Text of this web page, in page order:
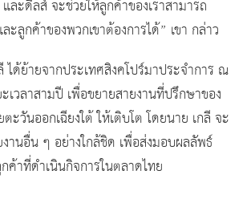
ะดีลส์ จะช่วยให้ลูกค้าของเราสามารถ
ลูกค้าของพวกเขาต้องการได้” เขา กล่าว
ได้ย้ายจากประเทศสิงคโปร์มาประจำการ ณ
เวลาสามปี เพื่อขยายสายงานที่ปรึกษาของ
ะวันออกเฉียงใต้ ให้เติบโต โดยนาย เกลี จะ
านอื่น ๆ อย่างใกล้ชิด เพื่อส่งมอบผลลัพธ์
ค้าที่ดำเนินกิจการในตลาดไทย